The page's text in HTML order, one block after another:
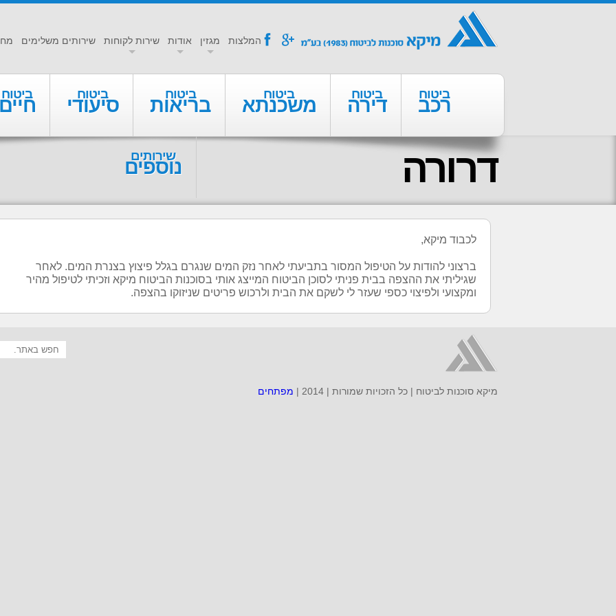
המלצות מגזין אודות שירות לקוחות שירותים משלימים f
a
ביטוח
רכב
ביטוח
דירה
ביטוח
משכנתא
ביטוח
בריאות
ביטוח
סיעודי
ביטוח
חיים
שירותים
נוספים דרורה
לכבוד מיקא,
ברצוני להודות על הטיפול המסור בתביעתי לאחר נזק המים שנגרם בגלל פיצוץ בצנרת המים. לאחר
שגיליתי את ההצפה בבית פניתי לסוכן הביטוח המייצג אותי בסוכנות הביטוח מיקא וזכיתי לטיפול מהיר
ומקצועי ולפיצוי כספי שעזר לי לשקם את הבית ולרכוש פריטים שניזוקו בהצפה.
מיקא סוכנות לביטוח | כל הזכויות שמורות | 2014 | מפתחים